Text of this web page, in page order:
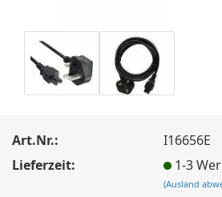
Art.Nr.:
I16656E
Lieferzeit:
1-3
(Ausland